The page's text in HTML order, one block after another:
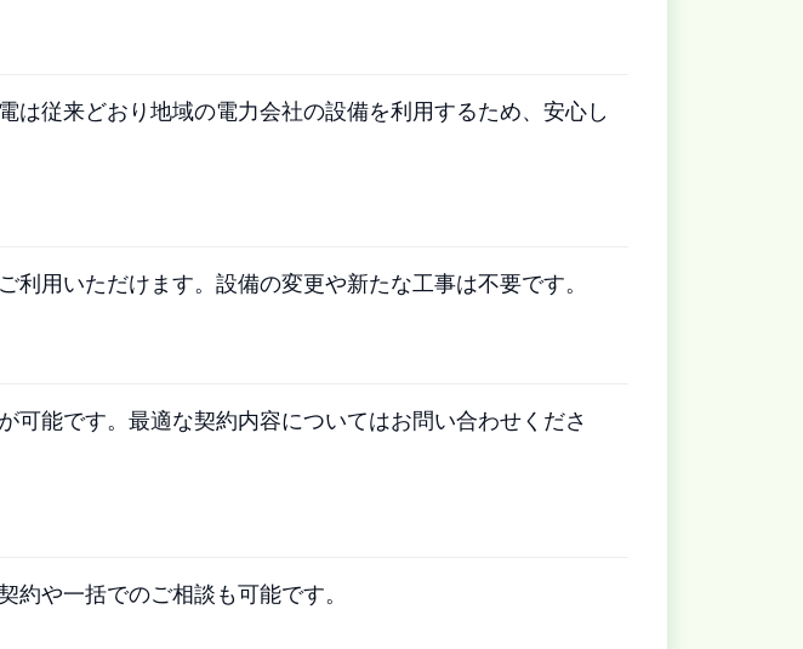
従来どおり地域の電力会社の設備を利用するため、安心し
用いただけます。設備の変更や新たな工事は不要です。
能です。最適な契約内容についてはお問い合わせくださ
約や一括でのご相談も可能です。